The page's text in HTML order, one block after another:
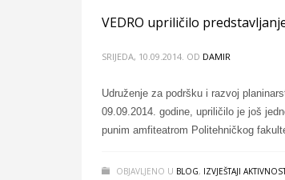
VEDRO upriličilo
SRIJEDA, 10.09.2014. OD DAMIR
Udruženje za podršku i razvoj
09.09.2014. godine, upriličilo je još
punim amfiteatrom Politehničkog
OBJAVLJENO U BLOG, IZVJEŠTAJI